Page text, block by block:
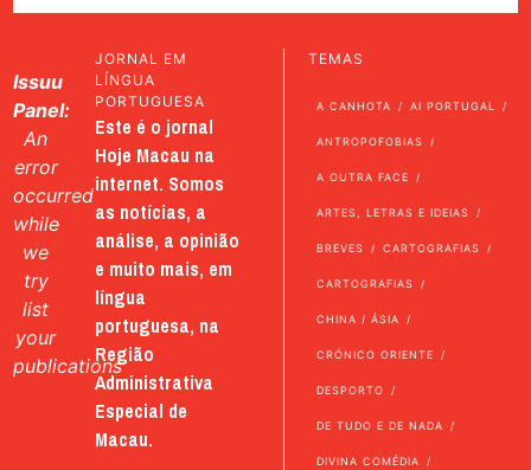
Issuu
Panel:
An
error
occurred
while
we
try
list
your
publications
JORNAL EM
LÍNGUA
PORTUGUESA
Este é o jornal
Hoje Macau na
internet. Somos
as notícias, a
análise, a opinião
e muito mais, em
língua
portuguesa, na
Região
Administrativa
Especial de
Macau.
TEMAS
A CANHOTA AI PORTUGAL
ANTROPOFOBIAS
A OUTRA FACE
ARTES, LETRAS E IDEIAS
BREVES CARTOGRAFIAS
CARTOGRAFIAS
CHINA / ÁSIA
CRÓNICO ORIENTE
DESPORTO
DE TUDO E DE NADA
DIVINA COMÉDIA